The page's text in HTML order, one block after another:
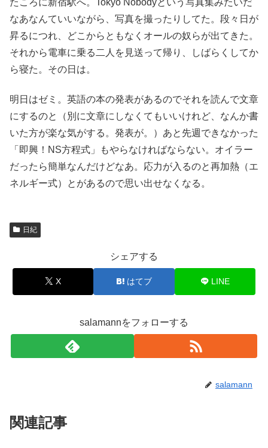
なあなんていいながら、写真を撮ったりしてた。段々日が
昇るにつれ、どこからともなくオールの奴らが出てきた。
それから電車に乗る二人を見送って帰り、しばらくしてか
ら寝た。その日は。
明日はゼミ。英語の本の発表があるのでそれを読んで文章
にするのと（別に文章にしなくてもいいけれど、なんか書
いた方が楽な気がする。発表が。）あと先週できなかった
「即興！NS方程式」もやらなければならない。オイラー
だったら簡単なんだけどなあ。応力が入るのと再加熱（エ
ネルギー式）とがあるので思い出せなくなる。
日紀
シェアする
X はてブ LINE
salamannをフォローする
salamann
関連記事